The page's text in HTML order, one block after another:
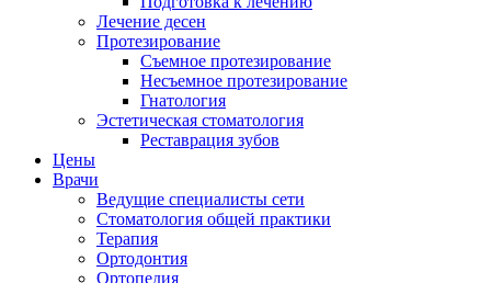
Лечение десен
Протезирование
Съемное протезирование
Несъемное протезирование
Гнатология
Эстетическая стоматология
Реставрация зубов
Цены
Врачи
Ведущие специалисты сети
Стоматология общей практики
Терапия
Ортодонтия
Ортопедия